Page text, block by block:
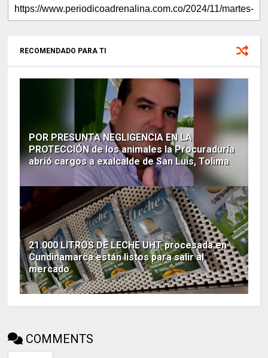
RECOMENDADO PARA TI
POR PRESUNTA NEGLIGENCIA EN LA
PROTECCIÓN de los animales la Procuraduría
abrió cargos a exalcalde de San Luis, Tolima
21.000 LITROS DE LECHE UHT procesada en
Cundinamarca están listos para salir al
mercado
COMMENTS